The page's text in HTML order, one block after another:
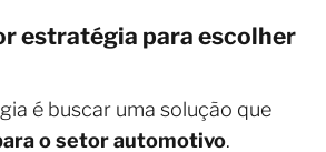
estratégia para escolher
é buscar uma solução que
o setor automotivo.